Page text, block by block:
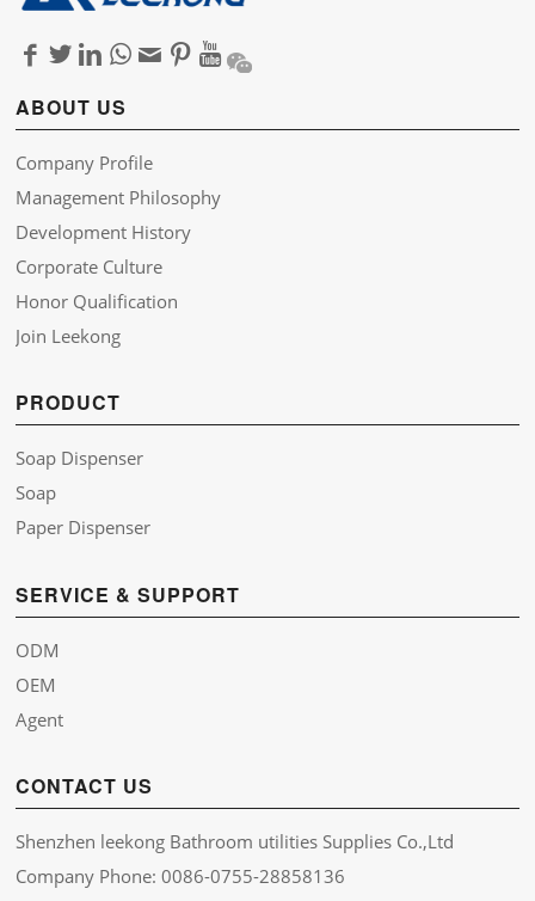
ABOUT US
Company Profile
Management Philosophy
Development History
Corporate Culture
Honor Qualification
Join Leekong
PRODUCT
Soap Dispenser
Soap
Paper Dispenser
SERVICE & SUPPORT
ODM
OEM
Agent
CONTACT US
Shenzhen leekong Bathroom utilities Supplies Co.,Ltd
Company Phone: 0086-0755-28858136